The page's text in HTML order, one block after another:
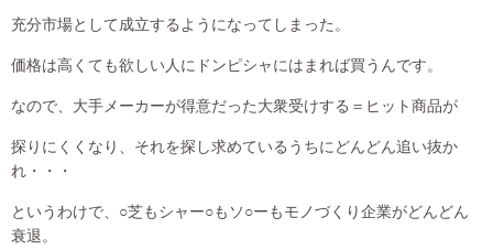
充分市場として成立するようになってしまった。
価格は高くても欲しい人にドンピシャにはまれば買うんです。
なので、大手メーカーが得意だった大衆受けする＝ヒット商品が
探りにくくなり、それを探し求めているうちにどんどん追い抜か
れ・・・
というわけで、○芝もシャー○もソ○ーもモノづくり企業がどんどん
衰退。